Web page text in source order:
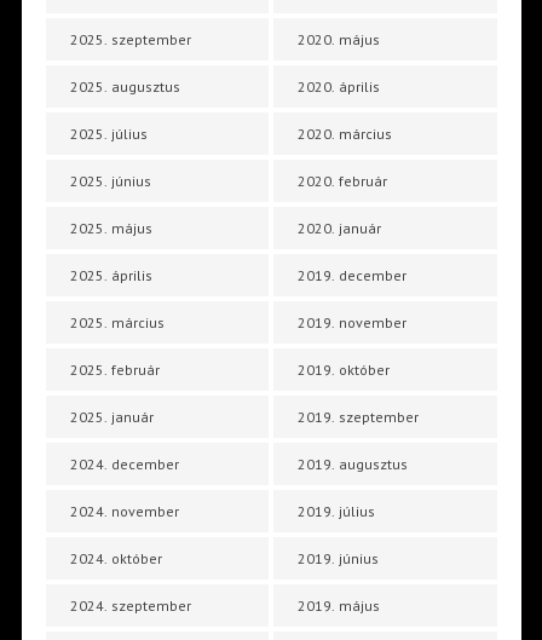
2025. szeptember
2025. augusztus
2025. július
2025. június
2025. május
2025. április
2025. március
2025. február
2025. január
2024. december
2024. november
2024. október
2024. szeptember
2020. május
2020. április
2020. március
2020. február
2020. január
2019. december
2019. november
2019. október
2019. szeptember
2019. augusztus
2019. július
2019. június
2019. május